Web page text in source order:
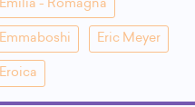
Emilia - Romagna
Emmaboshi Eric Meyer
Eroica